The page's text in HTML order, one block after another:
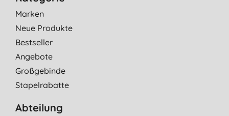
Marken
Neue Produkte
Bestseller
Angebote
Großgebinde
Stapelrabatte
Abteilung